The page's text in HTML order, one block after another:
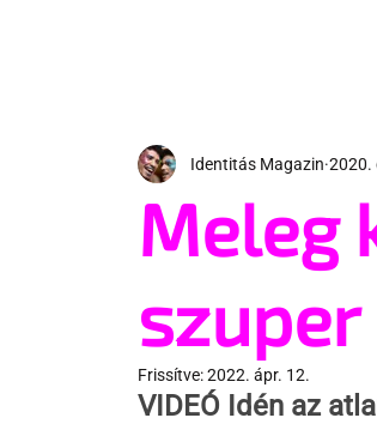
Meleg
szuper
Identitás Magazin 2020.
Frissítve:2022. ápr. 12.
VIDEÓ Idén az